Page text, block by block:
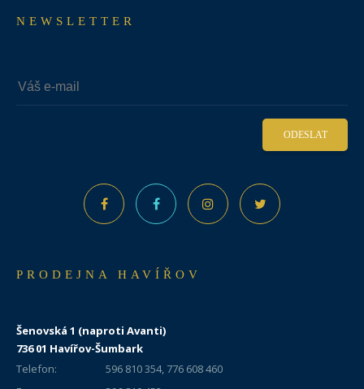
NEWSLETTER
ODESLAT
PRODEJNA HAVÍŘOV
Šenovská 1 (naproti Avanti)
736 01 Havířov-Šumbark
Telefon:
596 810 354, 776 608 460